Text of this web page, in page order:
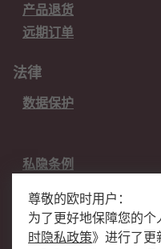
产品退货
远期订单
法律
数据保护
私隐条例
关于欧时
尊敬的欧时用户：
为了更好地保障您的
时隐私政策》 进行了更